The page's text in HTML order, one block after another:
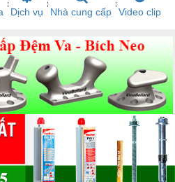
Dịch vụ Nhà cung cấp Video clip